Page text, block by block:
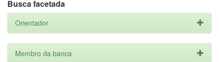
Busca facetada
Orientador
Membro da banca